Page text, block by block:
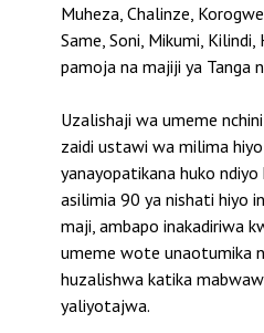
Muheza, Chalinze,
Same, Soni, Mikumi, Kilindi,
pamoja na majiji ya Tanga
Uzalishaji wa umeme
zaidi ustawi wa milima
yanayopatikana huko
asilimia 90 ya nishati hiyo
maji, ambapo inakadiriwa
umeme wote unaotumika
huzalishwa katika
yaliyotajwa.